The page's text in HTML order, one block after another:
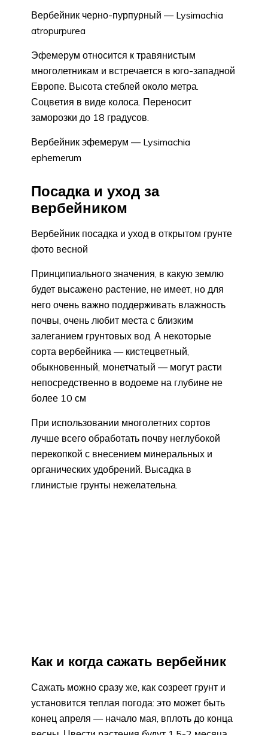
Вербейник черно-пурпурный — Lysimachia
atropurpurea
Эфемерум относится к травянистым
многолетникам и встречается в юго-западной
Европе. Высота стеблей около метра.
Соцветия в виде колоса. Переносит
заморозки до 18 градусов.
Вербейник эфемерум — Lysimachia
ephemerum
Посадка и уход за
вербейником
Вербейник посадка и уход в открытом грунте
фото весной
Принципиального значения, в какую землю
будет высажено растение, не имеет, но для
него очень важно поддерживать влажность
почвы, очень любит места с близким
залеганием грунтовых вод. А некоторые
сорта вербейника — кистецветный,
обыкновенный, монетчатый — могут расти
непосредственно в водоеме на глубине не
более 10 см
При использовании многолетних сортов
лучше всего обработать почву неглубокой
перекопкой с внесением минеральных и
органических удобрений. Высадка в
глинистые грунты нежелательна.
Как и когда сажать вербейник
Сажать можно сразу же, как созреет грунт и
установится теплая погода: это может быть
конец апреля — начало мая, вплоть до конца